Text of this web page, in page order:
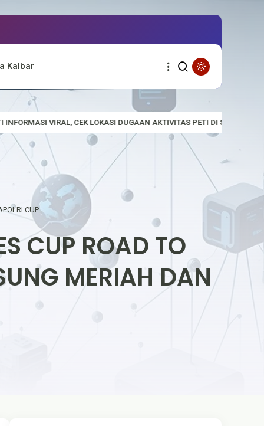
Kalbar
DUGAAN AKTIVITAS PETI DI SUNGAI EMPALAK Polsek
TOURNAMENT MOBILE LEGEND KAPOLRES CUP ROAD TO KAPOLRI CUP RESMI BERAKHIR, BERLANGSUNG MERIAH DAN KONDUSIF
CUP ROAD TO
MERIAH DAN